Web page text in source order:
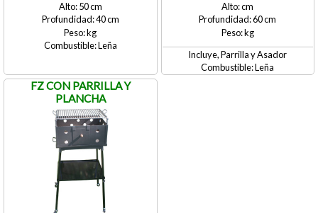
50
40
Leña
60
Incluye, Parrilla y Asador
Leña
FZ CON PARRILLA Y
PLANCHA